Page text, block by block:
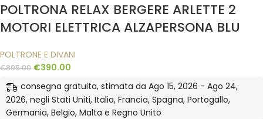
POLTRONA RELAX BERGERE ARLETTE 2
MOTORI ELETTRICA ALZAPERSONA BLU
POLTRONE E DIVANI
€895.00 €390.00
consegna gratuita, stimata da Ago 15, 2026 - Ago 24,
2026, negli Stati Uniti, Italia, Francia, Spagna, Portogallo,
Germania, Belgio, Malta e Regno Unito